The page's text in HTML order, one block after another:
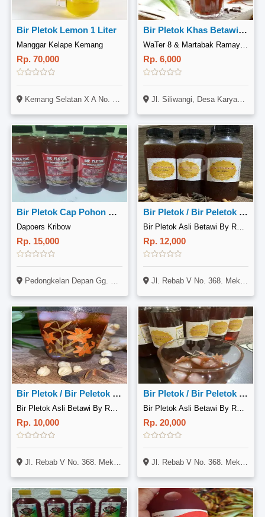
Bir Pletok Lemon 1 Liter
Manggar Kelape Kemang
Rp. 70,000
Kemang Selatan X A No. 2 Rt.03 Rw.02 Kel.Bangka Kec. Mampang
Bir Pletok Khas Betawi (Panas)
WaTer 8 & Martabak Ramayana, Panyingkiran
Rp. 6,000
Jl. Siliwangi, Desa Karyamukti, Kec. Panyingkiran, Kab. Majalengka - Jawa Barat
Bir Pletok Cap Pohon Secang
Dapoers Kribow
Rp. 15,000
Pedongkelan Depan Gg. Pahat No. 92 RT. 001RW. 013
Bir Pletok / Bir Peletok 330ml
Bir Pletok Asli Betawi By RB Food
Rp. 12,000
Jl. Rebab V No. 368. Mekarjaya. Sukmajaya. Depok Dua Tengah
Bir Pletok / Bir Peletok 250ml
Rp. 10,000
Jl. Rebab V No. 368. Mekarjaya. Sukmajaya. Depok Dua Tengah
Bir Pletok / Bir Peletok 600ml
Bir Pletok Asli Betawi By RB Food
Rp. 20,000
Jl. Rebab V No. 368. Mekarjaya. Sukmajaya. Depok Dua Tengah